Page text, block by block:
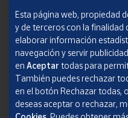
Política de cookies
Aviso legal
Condiciones del servicio
Política de Privacidad Web
Informe de transparencia
Esta página web, propiedad
y de terceros con la finalidad
elaborar información
navegación y servir
en Aceptar todas para
También puedes rechazar
en el botón Rechazar todas,
deseas aceptar o rechazar,